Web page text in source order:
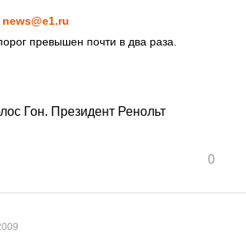
news@e1.ru
превышен почти в два раза.
Гон. Президент Ренольт
0